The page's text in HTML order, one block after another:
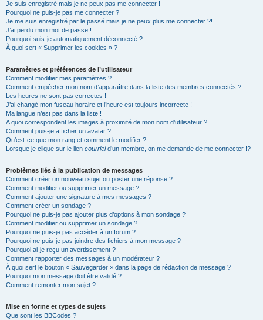
Je suis enregistré mais je ne peux pas me connecter !
Pourquoi ne puis-je pas me connecter ?
Je me suis enregistré par le passé mais je ne peux plus me connecter ?!
J’ai perdu mon mot de passe !
Pourquoi suis-je automatiquement déconnecté ?
À quoi sert « Supprimer les cookies » ?
Paramètres et préférences de l’utilisateur
Comment modifier mes paramètres ?
Comment empêcher mon nom d’apparaître dans la liste des membres connectés ?
Les heures ne sont pas correctes !
J’ai changé mon fuseau horaire et l’heure est toujours incorrecte !
Ma langue n’est pas dans la liste !
A quoi correspondent les images à proximité de mon nom d’utilisateur ?
Comment puis-je afficher un avatar ?
Qu’est-ce que mon rang et comment le modifier ?
Lorsque je clique sur le lien courrield’un membre, on me demande de me connecter !?
Problèmes liés à la publication de messages
Comment créer un nouveau sujet ou poster une réponse ?
Comment modifier ou supprimer un message ?
Comment ajouter une signature à mes messages ?
Comment créer un sondage ?
Pourquoi ne puis-je pas ajouter plus d’options à mon sondage ?
Comment modifier ou supprimer un sondage ?
Pourquoi ne puis-je pas accéder à un forum ?
Pourquoi ne puis-je pas joindre des fichiers à mon message ?
Pourquoi ai-je reçu un avertissement ?
Comment rapporter des messages à un modérateur ?
À quoi sert le bouton « Sauvegarder » dans la page de rédaction de message ?
Pourquoi mon message doit être validé ?
Comment remonter mon sujet ?
Mise en forme et types de sujets
Que sont les BBCodes ?